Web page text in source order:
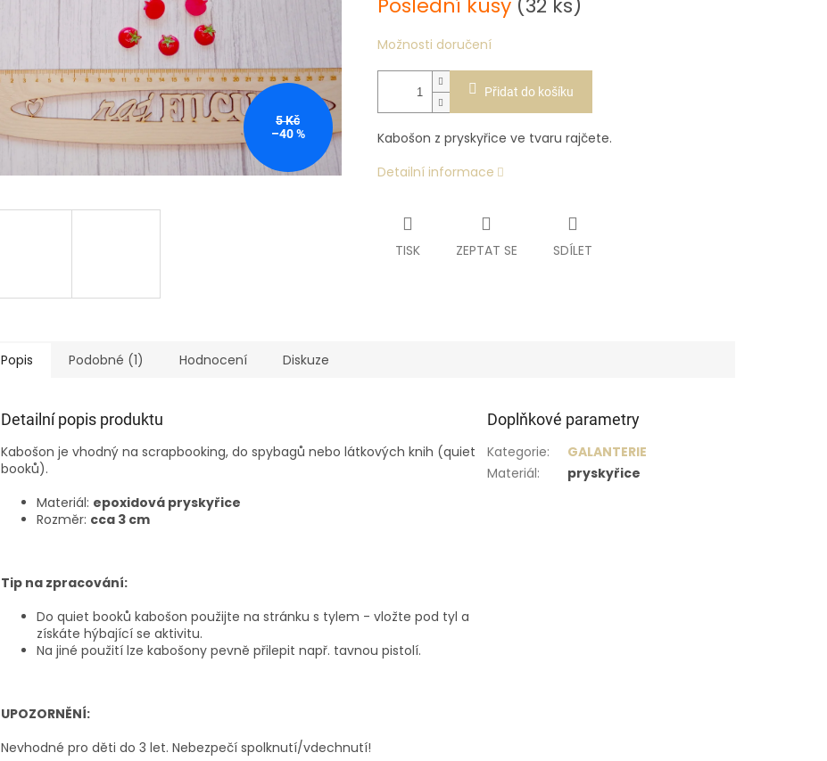
5 Kč
–40 %
Poslední kusy (32 ks)
Možnosti doručení
Přidat do košíku
Kabošon z pryskyřice ve tvaru rajčete.
Detailní informace
TISK ZEPTAT SE SDÍLET
Popis Podobné (1) Hodnocení Diskuze
Detailní popis produktu
Kabošon je vhodný na scrapbooking, do spybagů nebo látkových knih (quiet
booků).
Materiál: epoxidová pryskyřice
Rozměr: cca 3 cm
Tip na zpracování:
Do quiet booků kabošon použijte na stránku s tylem - vložte pod tyl a
získáte hýbající se aktivitu.
Na jiné použití lze kabošony pevně přilepit např. tavnou pistolí.
UPOZORNĚNÍ:
Nevhodné pro děti do 3 let. Nebezpečí spolknutí/vdechnutí!
Doplňkové parametry
Kategorie:
GALANTERIE
Materiál: pryskyřice